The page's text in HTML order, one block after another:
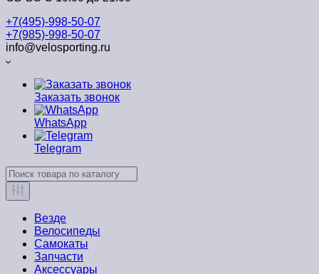
+7(495)-998-50-07
+7(985)-998-50-07
info@velosporting.ru
Заказать звонок
WhatsApp
Telegram
Везде
Велосипеды
Самокаты
Запчасти
Аксессуары